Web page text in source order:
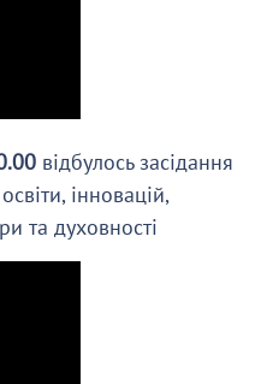
відбулось засідання
інновацій,
та духовності